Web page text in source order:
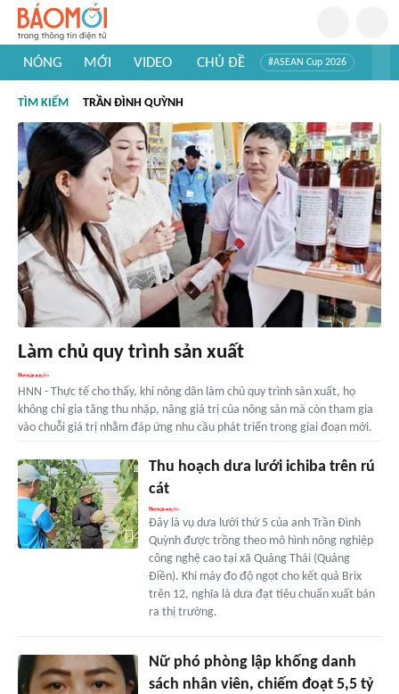
NÓNG MỚI VIDEO CHỦ ĐỀ #ASEAN Cup 2026
#Khám phá thế giới
TÌM KIẾM TRẦN ĐÌNH QUỲNH
Làm chủ quy trình sản xuất
HNN - Thực tế cho thấy, khi nông dân làm chủ quy trình sản xuất, họ
không chỉ gia tăng thu nhập, nâng giá trị của nông sản mà còn tham gia
vào chuỗi giá trị nhằm đáp ứng nhu cầu phát triển trong giai đoạn mới.
Thu hoạch dưa lưới ichiba trên rú
cát
Đây là vụ dưa lưới thứ 5 của anh Trần Đình
Quỳnh được trồng theo mô hình nông nghiệp
công nghệ cao tại xã Quảng Thái (Quảng
Điền). Khi máy đo độ ngọt cho kết quả Brix
trên 12, nghĩa là dưa đạt tiêu chuẩn xuất bán
ra thị trường.
Nữ phó phòng lập khống danh
sách nhân viên, chiếm đoạt 5,5 tỷ